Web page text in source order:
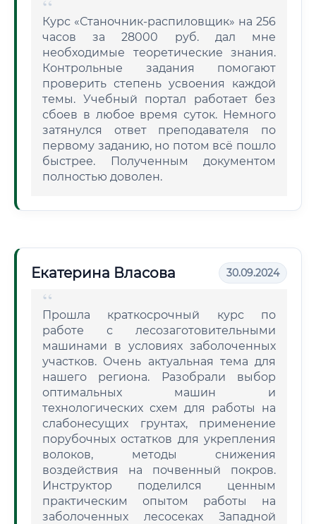
Курс «Станочник-распиловщик» на 256
часов за 28000 руб. дал мне
необходимые теоретические знания.
Контрольные задания помогают
проверить степень усвоения каждой
темы. Учебный портал работает без
сбоев в любое время суток. Немного
затянулся ответ преподавателя по
первому заданию, но потом всё пошло
быстрее. Полученным документом
полностью доволен.
Екатерина Власова 30.09.2024
Прошла краткосрочный курс по
работе с лесозаготовительными
машинами в условиях заболоченных
участков. Очень актуальная тема для
нашего региона. Разобрали выбор
оптимальных машин и
технологических схем для работы на
слабонесущих грунтах, применение
порубочных остатков для укрепления
волоков, методы снижения
воздействия на почвенный покров.
Инструктор поделился ценным
практическим опытом работы на
заболоченных лесосеках Западной